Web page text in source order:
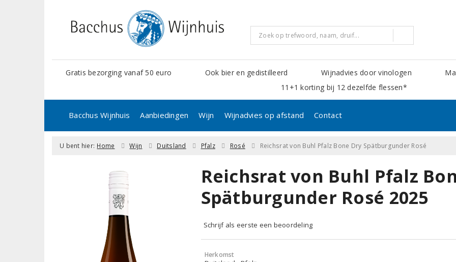
Gratis bezorging vanaf 50 euro Ook bier en gedistilleerd Wijnadvies door vinologen
11+1 korting bij 12 dezelfde flessen*
Bacchus Wijnhuis Aanbiedingen Wijn Wijnadvies op afstand Contact
U bent hier: Home Wijn Duitsland Pfalz Rosé Reichsrat von Buhl Pfalz Bone Dry Spätburgunder Rosé
Reichsrat von Buhl Pfalz
Spätburgunder Rosé 2025
Schrijf als eerste een beoordeling
Herkomst